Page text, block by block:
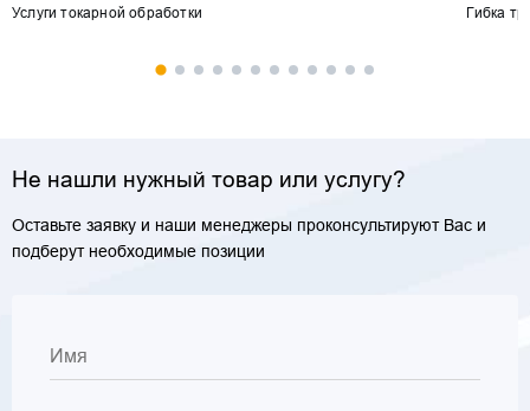
Услуги токарной обработки Гибка
Не нашли нужный товар или услугу?
Оставьте заявку и наши менеджеры проконсультируют Вас и
подберут необходимые позиции